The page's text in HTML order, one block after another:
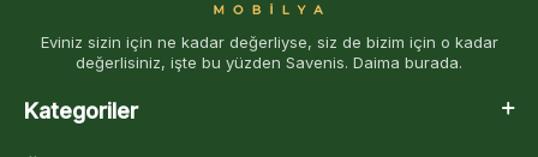
Eviniz sizin için ne kadar değerliyse, siz de bizim için o kadar
değerlisiniz, işte bu yüzden Savenis. Daima burada.
Kategoriler